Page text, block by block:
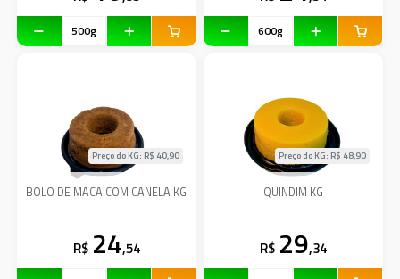
BOLO DE MACA COM CANELA KG
Preço do KG: R$ 40,90
R$ 24,54
QUINDIM KG
Preço do KG: R$ 48,90
R$ 29,34